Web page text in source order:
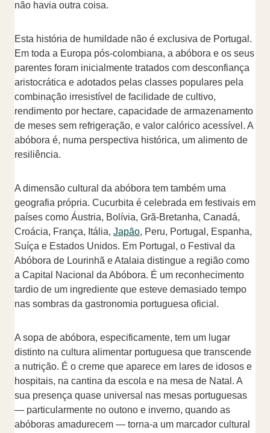
não havia outra coisa.
Esta história de humildade não é exclusiva de Portugal.
Em toda a Europa pós-colombiana, a abóbora e os seus
parentes foram inicialmente tratados com desconfiança
aristocrática e adotados pelas classes populares pela
combinação irresistível de facilidade de cultivo,
rendimento por hectare, capacidade de armazenamento
de meses sem refrigeração, e valor calórico acessível. A
abóbora é, numa perspectiva histórica, um alimento de
resiliência.
A dimensão cultural da abóbora tem também uma
geografia própria. Cucurbita é celebrada em festivais em
países como Áustria, Bolívia, Grã-Bretanha, Canadá,
Croácia, França, Itália, Japão, Peru, Portugal, Espanha,
Suíça e Estados Unidos. Em Portugal, o Festival da
Abóbora de Lourinhã e Atalaia distingue a região como
a Capital Nacional da Abóbora. É um reconhecimento
tardio de um ingrediente que esteve demasiado tempo
nas sombras da gastronomia portuguesa oficial.
A sopa de abóbora, especificamente, tem um lugar
distinto na cultura alimentar portuguesa que transcende
a nutrição. É o creme que aparece em lares de idosos e
hospitais, na cantina da escola e na mesa de Natal. A
sua presença quase universal nas mesas portuguesas
— particularmente no outono e inverno, quando as
abóboras amadurecem — torna-a um marcador cultural